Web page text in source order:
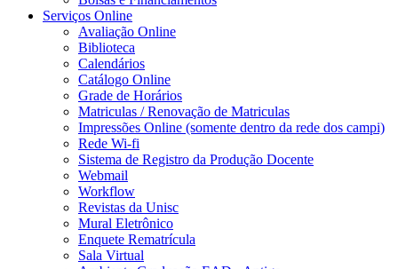
Serviços Online
Avaliação Online
Biblioteca
Calendários
Catálogo Online
Grade de Horários
Matriculas / Renovação de Matriculas
Impressões Online (somente dentro da rede dos campi)
Rede Wi-fi
Sistema de Registro da Produção Docente
Webmail
Workflow
Revistas da Unisc
Mural Eletrônico
Enquete Rematrícula
Sala Virtual